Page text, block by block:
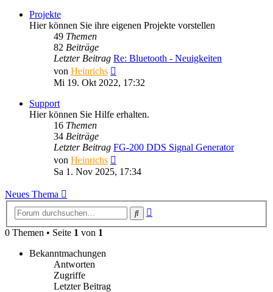
Projekte
Hier können Sie ihre eigenen Projekte vorstellen
49 Themen
82 Beiträge
Letzter Beitrag Re: Bluetooth - Neuigkeiten
von Heinrichs
Beitrag
Mi 19. Okt 2022, 17:32
Support
Hier können Sie Hilfe erhalten.
16 Themen
34 Beiträge
Letzter Beitrag FG-200 DDS Signal Generator
von Heinrichs
Beitrag
Sa 1. Nov 2025, 17:34
Neues Thema
Suche
0 Themen • Seite 1 von 1
Bekanntmachungen
Antworten
Zugriffe
Letzter Beitrag